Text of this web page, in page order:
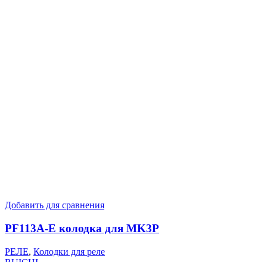
Добавить для сравнения
PF113A-E колодка для MK3P
РЕЛЕ, Колодки для реле